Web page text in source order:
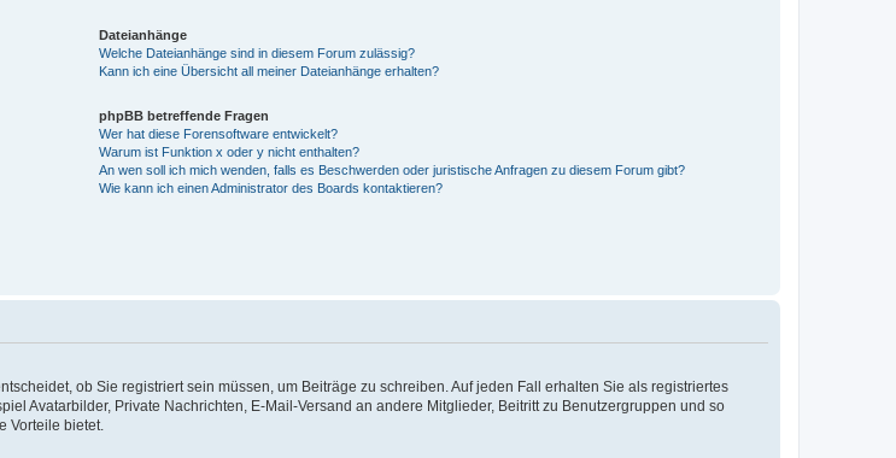
Dateianhänge
Welche Dateianhänge sind in diesem Forum zulässig?
Kann ich eine Übersicht all meiner Dateianhänge erhalten?
phpBB betreffende Fragen
Wer hat diese Forensoftware entwickelt?
Warum ist Funktion x oder y nicht enthalten?
An wen soll ich mich wenden, falls es Beschwerden oder juristische Anfragen zu diesem Forum gibt?
Wie kann ich einen Administrator des Boards kontaktieren?
ob Sie registriert sein müssen, um Beiträge zu schreiben. Auf jeden Fall erhalten Sie als registriertes
Avatarbilder, Private Nachrichten, E-Mail-Versand an andere Mitglieder, Beitritt zu Benutzergruppen und so
Vorteile bietet.